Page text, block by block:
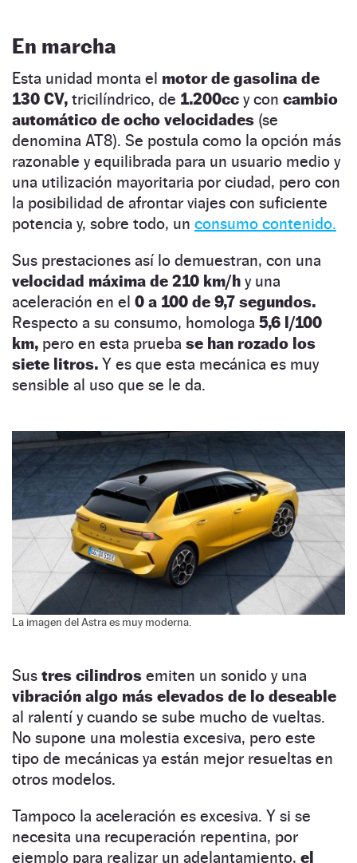
En marcha
Esta unidad monta el motor de gasolina de
130 CV, tricilíndrico, de 1.200cc y con cambio
automático de ocho velocidades (se
denomina AT8). Se postula como la opción más
razonable y equilibrada para un usuario medio y
una utilización mayoritaria por ciudad, pero con
la posibilidad de afrontar viajes con suficiente
potencia y, sobre todo, un consumo contenido.
Sus prestaciones así lo demuestran, con una
velocidad máxima de 210 km/h y una
aceleración en el 0 a 100 de 9,7 segundos.
Respecto a su consumo, homologa 5,6 l/100
km, pero en esta prueba se han rozado los
siete litros. Y es que esta mecánica es muy
sensible al uso que se le da.
La imagen del Astra es muy moderna.
Sus tres cilindros emiten un sonido y una
vibración algo más elevados de lo deseable
al ralentí y cuando se sube mucho de vueltas.
No supone una molestia excesiva, pero este
tipo de mecánicas ya están mejor resueltas en
otros modelos.
Tampoco la aceleración es excesiva. Y si se
necesita una recuperación repentina, por
ejemplo para realizar un adelantamiento, el